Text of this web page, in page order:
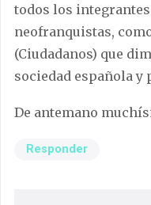
todos los
neofranquistas, como
(Ciudadanos) que
sociedad española y
De antemano
Responder